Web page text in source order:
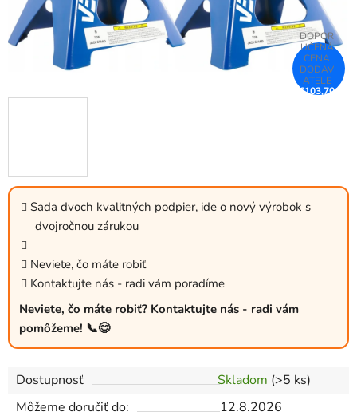
Sada dvoch kvalitných podpier, ide o nový výrobok s
dvojročnou zárukou
Neviete, čo máte robiť
Kontaktujte nás - radi vám poradíme
Neviete, čo máte robiť? Kontaktujte nás - radi vám
pomôžeme! 📞😊
Dostupnosť Skladom (>5 ks)
Môžeme doručiť do:
12.8.2026
€103,70